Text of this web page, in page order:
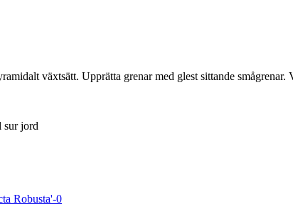
växtsätt. Upprätta grenar med glest sittande
sur jord